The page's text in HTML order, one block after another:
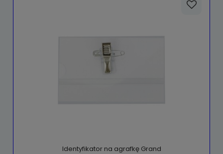
Identyfikator na agrafkę Grand